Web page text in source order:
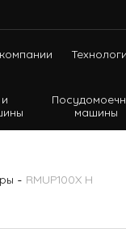
машины
- RMUP100X H